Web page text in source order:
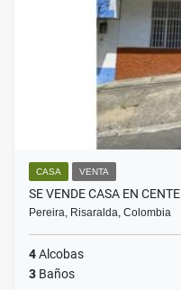
CASA VENTA
SE VENDE CASA EN
Pereira, Risaralda, Colombia
4Alcobas
3 Baños